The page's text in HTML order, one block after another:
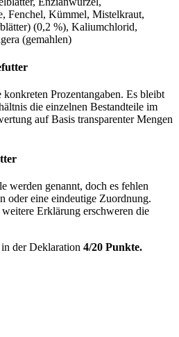
Fenchel, Kümmel, Mistelkraut,
(0,2 %), Kaliumchlorid,
(gemahlen)
Prozentangaben. Es bleibt
die einzelnen Bestandteile im
auf Basis transparenter Mengen
werden genannt, doch es fehlen
oder eine eindeutige Zuordnung.
Erklärung erschweren die
in der Deklaration 4/20 Punkte.